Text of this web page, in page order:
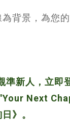
背景，為您
準新人，立即
Next
》。